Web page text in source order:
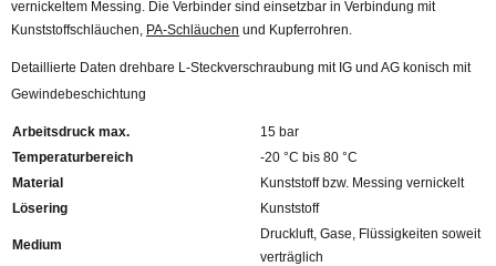
vernickeltem Messing. Die Verbinder sind einsetzbar in Verbindung mit
Kunststoffschläuchen, PA-Schläuchen und Kupferrohren.
Detaillierte Daten drehbare L-Steckverschraubung mit IG und AG konisch mit
Gewindebeschichtung
Arbeitsdruck max.
15 bar
Temperaturbereich
-20 °C bis 80 °C
Material
Kunststoff bzw. Messing vernickelt
Lösering
Kunststoff
Medium
Druckluft, Gase, Flüssigkeiten soweit
verträglich